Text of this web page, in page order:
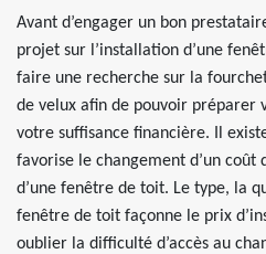
Avant d’engager un bon
projet sur l’installation d’une
faire une recherche sur la
de velux afin de pouvoir préparer
votre suffisance financière. Il
favorise le changement d’un coût
d’une fenêtre de toit. Le type, la
fenêtre de toit façonne le prix
oublier la difficulté d’accès au